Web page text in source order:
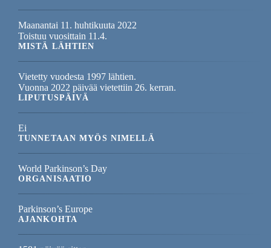
Maanantai 11. huhtikuuta 2022
Toistuu vuosittain 11.4.
MISTÄ LÄHTIEN
Vietetty vuodesta 1997 lähtien.
Vuonna 2022 päivää vietettiin 26. kerran.
LIPUTUSPÄIVÄ
Ei
TUNNETAAN MYÖS NIMELLÄ
World Parkinson’s Day
ORGANISAATIO
Parkinson’s Europe
AJANKOHTA